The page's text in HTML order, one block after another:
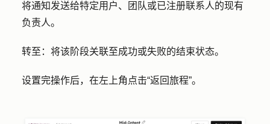
将通知发送给特定用户、团队或已注册联系人的现有
负责人。
转至： 将该阶段关联至成功或失败的结束状态。
设置完操作后，在左上角点击“返回旅程”。